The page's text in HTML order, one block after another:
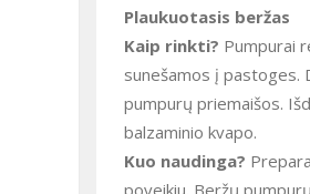
Plaukuotasis beržas
Kaip rinkti? Pumpurai
sunešamos į pastoges.
pumpurų priemaišos.
balzaminio kvapo.
Kuo naudinga?
poveikiu. Beržų